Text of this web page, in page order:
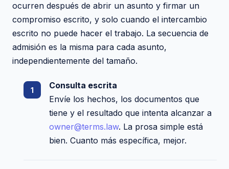
ocurren después de abrir un asunto y firmar un
compromiso escrito, y solo cuando el intercambio
escrito no puede hacer el trabajo. La secuencia de
admisión es la misma para cada asunto,
independientemente del tamaño.
Consulta escrita
Envíe los hechos, los documentos que
tiene y el resultado que intenta alcanzar a
owner@terms.law. La prosa simple está
bien. Cuanto más específica, mejor.